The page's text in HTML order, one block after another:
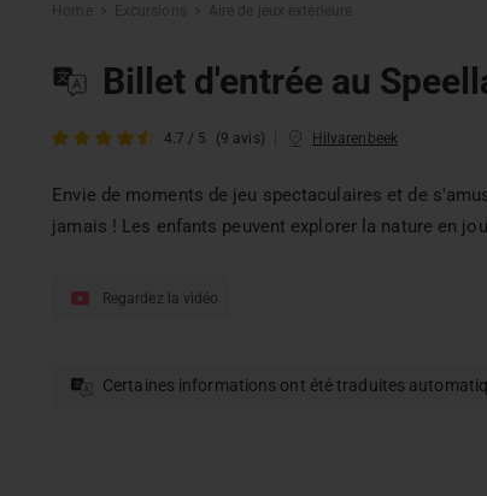
Home Excursions Aire de jeux extérieure
Billet d'entrée au
4.7 / 5 (9 avis) Hilvarenbeek
Envie de moments de jeu spectaculaires et de
jamais ! Les enfants peuvent explorer la nature en
Regardez la vidéo
Certaines informations ont été traduites